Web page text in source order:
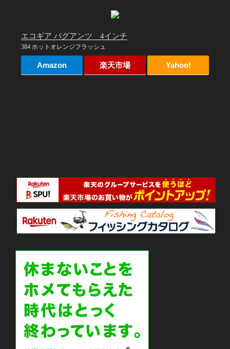
エコギア バグアンツ 4インチ
384 ホットオレンジフラッシュ
Amazon 楽天市場 Yahoo!